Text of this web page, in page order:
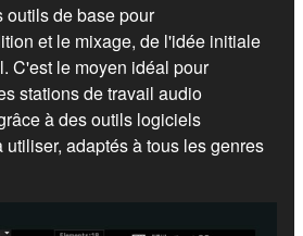
outils de base pour
et le mixage, de l'idée initiale
C'est le moyen idéal pour
stations de travail audio
à des outils logiciels
adaptés à tous les genres